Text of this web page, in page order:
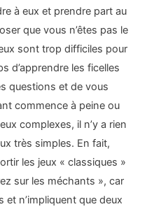
à eux et prendre part au
que vous n’êtes pas le
sont trop difficiles pour
d’apprendre les ficelles
questions et de vous
commence à peine ou
complexes, il n’y a rien
très simples. En fait,
les jeux « classiques »
sur les méchants », car
et n’impliquent que deux